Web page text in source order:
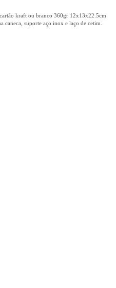
kraft ou branco 360gr 12x13x22.5cm
caneca, suporte aço inox e laço de cetim.